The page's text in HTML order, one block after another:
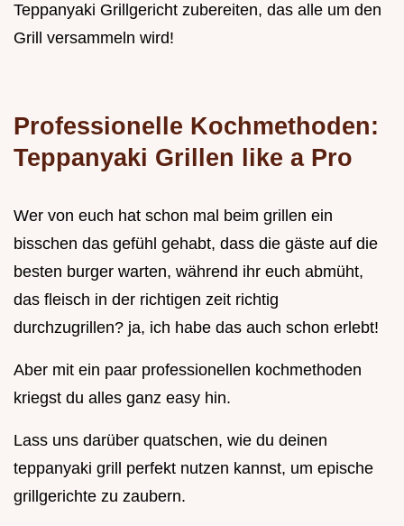
Teppanyaki Grillgericht zubereiten, das alle um den
Grill versammeln wird!
Professionelle Kochmethoden:
Teppanyaki Grillen like a Pro
Wer von euch hat schon mal beim grillen ein
bisschen das gefühl gehabt, dass die gäste auf die
besten burger warten, während ihr euch abmüht,
das fleisch in der richtigen zeit richtig
durchzugrillen? ja, ich habe das auch schon erlebt!
Aber mit ein paar professionellen kochmethoden
kriegst du alles ganz easy hin.
Lass uns darüber quatschen, wie du deinen
teppanyaki grill perfekt nutzen kannst, um epische
grillgerichte zu zaubern.